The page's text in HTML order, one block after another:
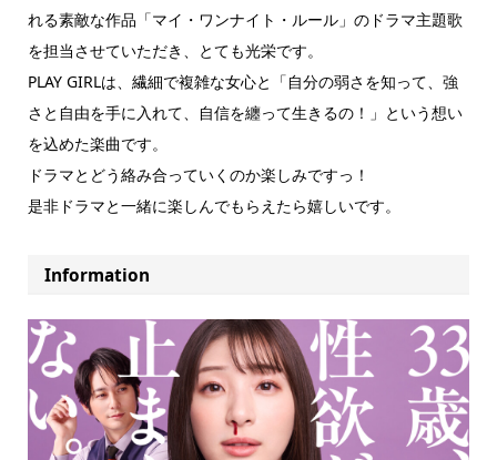
れる素敵な作品「マイ・ワンナイト・ルール」のドラマ主題歌
を担当させていただき、とても光栄です。
PLAY GIRLは、繊細で複雑な女心と「自分の弱さを知って、強
さと自由を手に入れて、自信を纏って生きるの！」という想い
を込めた楽曲です。
ドラマとどう絡み合っていくのか楽しみですっ！
是非ドラマと一緒に楽しんでもらえたら嬉しいです。
Information